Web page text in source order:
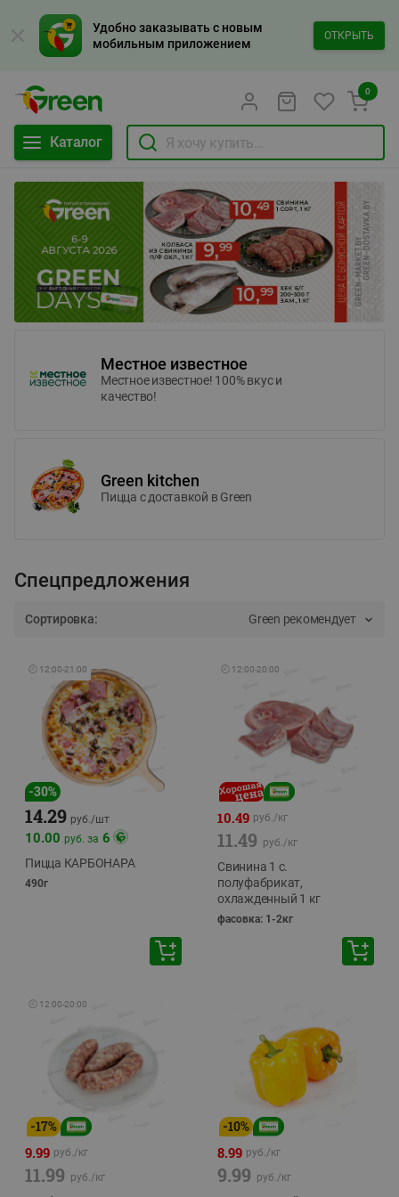
Удобно заказывать с новым
мобильным приложением
ОТКРЫТЬ
Каталог
0
Местное известное
Местное известное! 100% вкус и
качество!
Green kitchen
Пицца c доставкой в Green
Спецпредложения
Сортировка: Green рекомендует
🕘 12:00-21:00
-30%
14.29 руб./шт
10.00 руб. за 6
Пицца КАРБОНАРА
490г
🕘 12:00-20:00
10.49 руб./кг
11.49 руб./кг
Свинина 1 с.
полуфабрикат,
охлажденный 1 кг
фасовка: 1-2кг
🕘 12:00-20:00
-17%
9.99 руб./кг
11.99 руб./кг
-10%
8.99 руб./кг
9.99 руб./кг